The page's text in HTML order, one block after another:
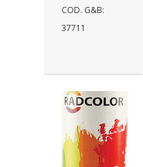
COD. G&B:
37711